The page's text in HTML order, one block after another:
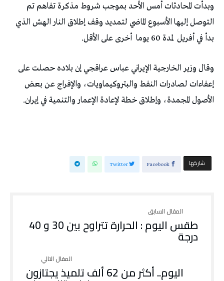
وبدأت المحادثات أمس الأحد ​بموجب شروط مذكرة تفاهم تم
التوصل إليها الأسبوع الماضي لتمديد وقف إطلاق النار الهش الذي
بدأ في أفريل لمدة 60 يوما أخرى على ‌الأقل.
وقال وزير الخارجية الإيراني عباس عراقجي إن بلاده حصلت على
إعفاءات لصادرات النفط والبتروكيماويات، والإفراج عن بعض
الأصول المجمدة، وإطلاق خطة لإعادة الإعمار ⁠والتنمية في إيران.
‫‫ شاركها‬ Facebook
Twitter
طقس اليوم : الحرارة تتراوح بين 30 و 40
درجة
اليوم.. أكثر من 62 ألف تلميذ يجتازون